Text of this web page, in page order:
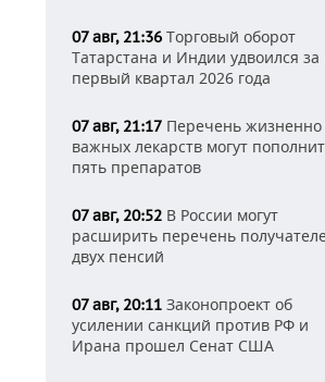
07 авг, 21:36 Торговый оборот
Татарстана и Индии удвоился за
первый квартал 2026 года
07 авг, 21:17 Перечень жизненно
важных лекарств могут
пять препаратов
07 авг, 20:52 В России могут
расширить перечень
двух пенсий
07 авг, 20:11 Законопроект об
усилении санкций против РФ и
Ирана прошел Сенат США